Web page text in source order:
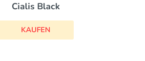
Cialis Black
KAUFEN